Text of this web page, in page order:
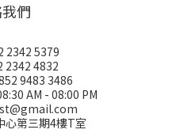
們
2342 5379
2342 4832
9483 3486
AM - 08:00 PM
心第三期4樓T室